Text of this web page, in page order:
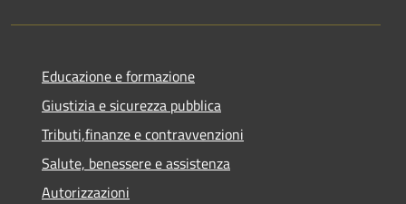
Educazione e formazione
Giustizia e sicurezza pubblica
Tributi,finanze e contravvenzioni
Salute, benessere e assistenza
Autorizzazioni